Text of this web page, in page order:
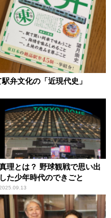
弁文化の「近現代史」
理とは？ 野球観戦で思い出
した少年時代のできごと